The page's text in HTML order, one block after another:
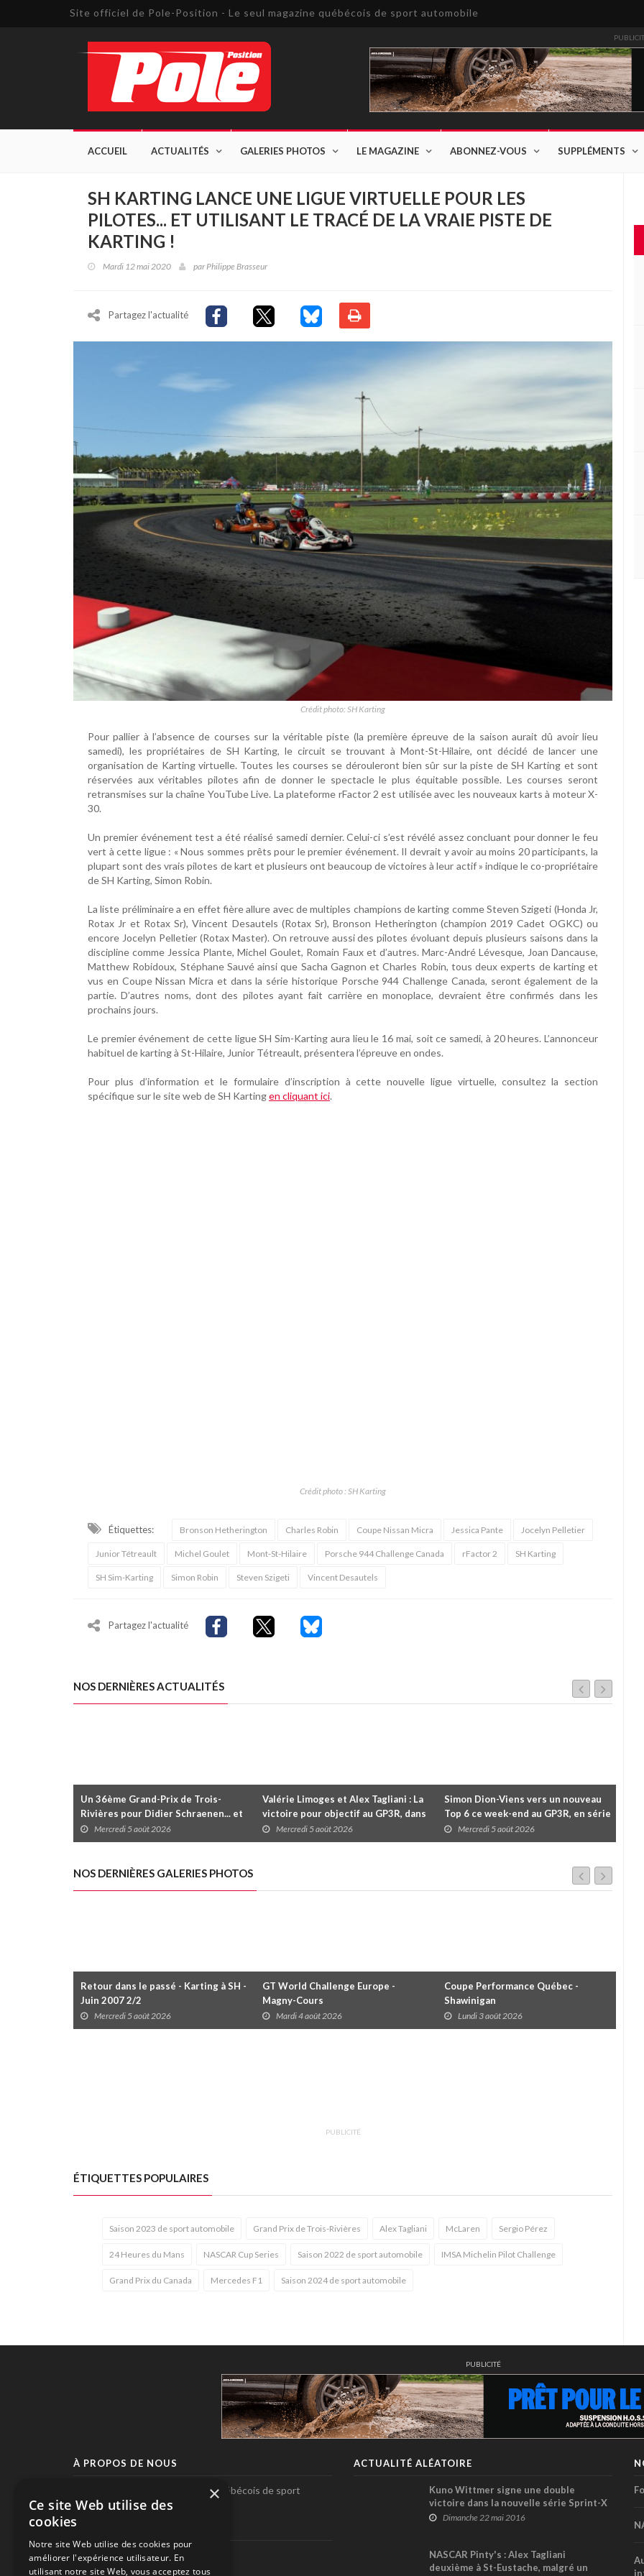
Site officiel de Pole-Position - Le seul magazine québécois de sport automobile
ACCUEIL ACTUALITÉS GALERIES PHOTOS LE MAGAZINE ABONNEZ-VOUS SUPPLÉMENTS
SH KARTING LANCE UNE LIGUE VIRTUELLE POUR LES
PILOTES... ET UTILISANT LE TRACÉ DE LA VRAIE PISTE DE
KARTING !
Mardi 12 mai 2020 parPhilippe Brasseur
Partagez l'actualité
Crédit photo: SH Karting
Pour pallier à l’absence de courses sur la véritable piste (la première épreuve de la saison aurait dû avoir lieu
samedi), les propriétaires de SH Karting, le circuit se trouvant à Mont-St-Hilaire, ont décidé de lancer une
organisation de Karting virtuelle. Toutes les courses se dérouleront bien sûr sur la piste de SH Karting et sont
réservées aux véritables pilotes afin de donner le spectacle le plus équitable possible. Les courses seront
retransmises sur la chaîne YouTube Live. La plateforme rFactor 2 est utilisée avec les nouveaux karts à moteur X-
30.
Un premier événement test a été réalisé samedi dernier. Celui-ci s’est révélé assez concluant pour donner le feu
vert à cette ligue : « Nous sommes prêts pour le premier événement. Il devrait y avoir au moins 20 participants, la
plupart sont des vrais pilotes de kart et plusieurs ont beaucoup de victoires à leur actif » indique le co-propriétaire
de SH Karting, Simon Robin.
La liste préliminaire a en effet fière allure avec de multiples champions de karting comme Steven Szigeti (Honda Jr,
Rotax Jr et Rotax Sr), Vincent Desautels (Rotax Sr), Bronson Hetherington (champion 2019 Cadet OGKC) ou
encore Jocelyn Pelletier (Rotax Master). On retrouve aussi des pilotes évoluant depuis plusieurs saisons dans la
discipline comme Jessica Plante, Michel Goulet, Romain Faux et d’autres. Marc-André Lévesque, Joan Dancause,
Matthew Robidoux, Stéphane Sauvé ainsi que Sacha Gagnon et Charles Robin, tous deux experts de karting et
vus en Coupe Nissan Micra et dans la série historique Porsche 944 Challenge Canada, seront également de la
partie. D’autres noms, dont des pilotes ayant fait carrière en monoplace, devraient être confirmés dans les
prochains jours.
Le premier événement de cette ligue SH Sim-Karting aura lieu le 16 mai, soit ce samedi, à 20 heures. L’annonceur
habituel de karting à St-Hilaire, Junior Tétreault, présentera l’épreuve en ondes.
Pour plus d’information et le formulaire d’inscription à cette nouvelle ligue virtuelle, consultez la section
spécifique sur le site web de SH Kartingen cliquant ici.
Crédit photo : SH Karting
Étiquettes: Bronson Hetherington Charles Robin Coupe Nissan Micra Jessica Pante Jocelyn Pelletier
Junior Tétreault Michel Goulet Mont-St-Hilaire Porsche 944 Challenge Canada rFactor 2 SH Karting
SH Sim-Karting Simon Robin Steven Szigeti Vincent Desautels
Partagez l'actualité
NOS DERNIÈRES ACTUALITÉS
Un 36ème Grand-Prix de Trois-
Rivières pour Didier Schraenen... et
une première en Challenge Canada
Mercredi 5 août 2026
Valérie Limoges et Alex Tagliani : La
victoire pour objectif au GP3R, dans
trois séries différentes
Mercredi 5 août 2026
Simon Dion-Viens vers un nouveau
Top 6 ce week-end au GP3R, en série
NASCAR Canada ?
Mercredi 5 août 2026
NOS DERNIÈRES GALERIES PHOTOS
Retour dans le passé - Karting à SH -
Juin 2007 2/2
Mercredi 5 août 2026
GT World Challenge Europe -
Magny-Cours
Mardi 4 août 2026
Coupe Performance Québec -
Shawinigan
Lundi 3 août 2026
PUBLICITÉ
ÉTIQUETTES POPULAIRES
Saison 2023 de sport automobile Grand Prix de Trois-Rivières Alex Tagliani McLaren Sergio Pérez
24 Heures du Mans NASCAR Cup Series Saison 2022 de sport automobile IMSA Michelin Pilot Challenge
Grand Prix du Canada Mercedes F1 Saison 2024 de sport automobile
PUBLICITÉ
À PROPOS DE NOUS
Pole-Position, le seul magazine québécois de sport
automobile.
SUIVEZ-NOUS
ACTUALITÉ ALÉATOIRE
Kuno Wittmer signe une double
victoire dans la nouvelle série Sprint-X
!
Dimanche 22 mai 2016
NASCAR Pinty's : Alex Tagliani
deuxième à St-Eustache, malgré un
×
Ce site Web utilise des
cookies
Notre site Web utilise des cookies pour
améliorer l'expérience utilisateur. En
utilisant notre site Web, vous acceptez tous